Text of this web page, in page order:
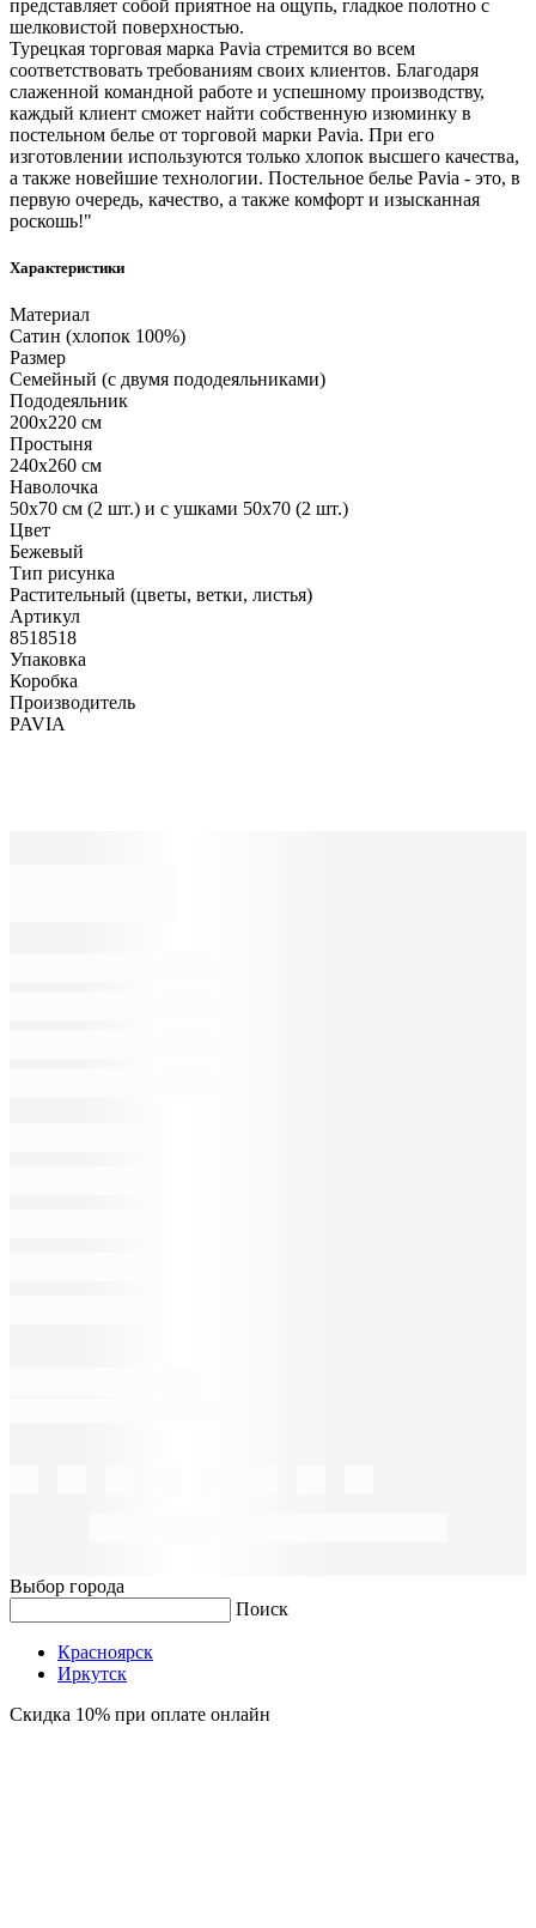
представляет собой приятное на ощупь, гладкое полотно с
шелковистой поверхностью.
Турецкая торговая марка Pavia стремится во всем
соответствовать требованиям своих клиентов. Благодаря
слаженной командной работе и успешному производству,
каждый клиент сможет найти собственную изюминку в
постельном белье от торговой марки Pavia. При его
изготовлении используются только хлопок высшего качества,
а также новейшие технологии. Постельное белье Pavia - это, в
первую очередь, качество, а также комфорт и изысканная
роскошь!"
Характеристики
Материал
Сатин (хлопок 100%)
Размер
Семейный (с двумя пододеяльниками)
Пододеяльник
200х220 см
Простыня
240х260 см
Наволочка
50х70 см (2 шт.) и с ушками 50х70 (2 шт.)
Цвет
Бежевый
Тип рисунка
Растительный (цветы, ветки, листья)
Артикул
8518518
Упаковка
Коробка
Производитель
PAVIA
Выбор города
Поиск
Красноярск
Иркутск
Скидка 10% при оплате онлайн